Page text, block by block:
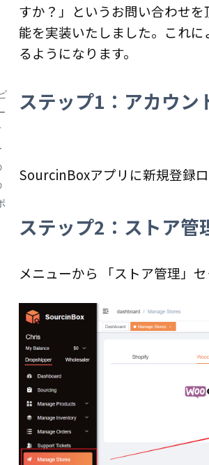
すか？」というお問い合わせ
能を実装いたしました。これ
るようになります。
ステップ1：アカウン
SourcinBoxアプリに新規登録
ステップ2：ストア管
メニューから 「ストア管理」